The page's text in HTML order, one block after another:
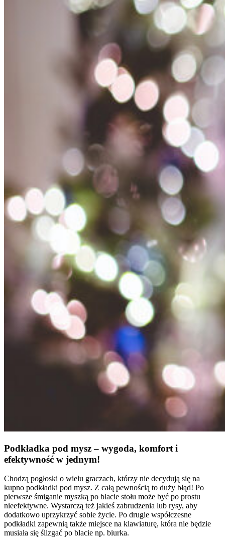
Podkładka pod mysz – wygoda, komfort i
efektywność w jednym!
Chodzą pogłoski o wielu graczach, którzy nie decydują się na
kupno podkładki pod mysz. Z całą pewnością to duży błąd! Po
pierwsze śmiganie myszką po blacie stołu może być po prostu
nieefektywne. Wystarczą też jakieś zabrudzenia lub rysy, aby
dodatkowo uprzykrzyć sobie życie. Po drugie współczesne
podkładki zapewnią także miejsce na klawiaturę, która nie będzie
musiała się ślizgać po blacie np. biurka.